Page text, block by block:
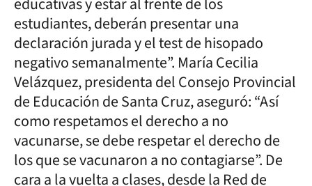
estudiantes, deberán presentar una
declaración jurada y el test de hisopado
negativo semanalmente”. María Cecilia
Velázquez, presidenta del Consejo Provincial
de Educación de Santa Cruz, aseguró: “Así
como respetamos el derecho a no
vacunarse, se debe respetar el derecho de
los que se vacunaron a no contagiarse”. De
cara a la vuelta a clases, desde la Red de